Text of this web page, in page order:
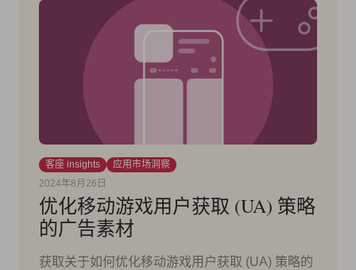
客座 insights
应用市场洞察
2024年8月26日
优化移动游戏用户获取 (UA) 策略
的广告素材
获取关于如何优化移动游戏用户获取 (UA) 策略的